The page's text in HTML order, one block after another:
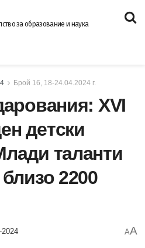
за образование и наука
Брой 16, 18-24.04.2024 г.
XVI
детски
таланти
2200
2024 AA